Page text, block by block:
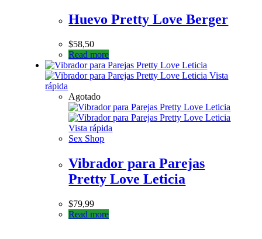
Huevo Pretty Love Berger
$58,50
Read more
Vista
rápida
Agotado
Vista rápida
Sex Shop
Vibrador para Parejas
Pretty Love Leticia
$79,99
Read more